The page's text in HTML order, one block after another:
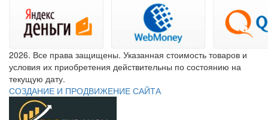
2026. Все права защищены. Указанная стоимость товаров и
условия их приобретения действительны по состоянию на
текущую дату.
СОЗДАНИЕ И ПРОДВИЖЕНИЕ САЙТА